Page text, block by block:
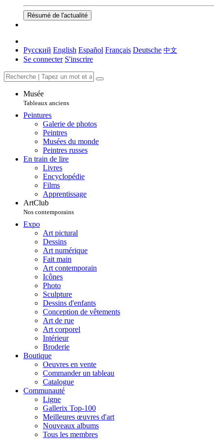
Résumé de l'actualité
Русский English Español Français Deutsche 中文
Se connecter S'inscrire
Musée
Tableaux anciens
Peintures
Galerie de photos
Peintres
Musées du monde
Peintres russes
En train de lire
Livres
Encyclopédie
Films
Apprentissage
ArtClub
Nos contemporains
Expo
Art pictural
Dessins
Art numérique
Fait main
Art contemporain
Icônes
Photo
Sculpture
Dessins d'enfants
Conception de vêtements
Art de rue
Art corporel
Intérieur
Broderie
Boutique
Oeuvres en vente
Commander un tableau
Catalogue
Communauté
Ligne
Gallerix Top-100
Meilleures œuvres d'art
Nouveaux albums
Tous les membres